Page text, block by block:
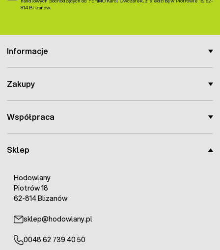
Sklep
Hodowlany
Piotrów 18
62-814 Blizanów
sklep@hodowlany.pl
0048 62 739 40 50
Informacje
Zakupy
Współpraca
814 Blizanów.